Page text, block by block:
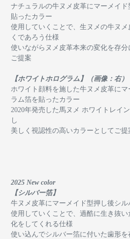
ナチュラルの牛ヌメ皮革にマーメイ
貼ったカラー
使用していくことで、生ヌメの牛ヌ
くであろう仕様
使いながらヌメ皮革本来の変化を存分
ご提案
【ホワイトホログラム】（画像：右）
ホワイト顔料を施した牛ヌメ皮革に
ラム箔を貼ったカラー
2020年発売した馬ヌメ ホワイトレイ
し
美しく視認性の高いカラーとしてご提
2025 New color
【シルバー箔】
牛ヌメ皮革にマーメイド型押し後シ
使用していくことで、過酷に生き抜
化をしてくれる仕様
使い込んでシルバー箔に付いた歯形を